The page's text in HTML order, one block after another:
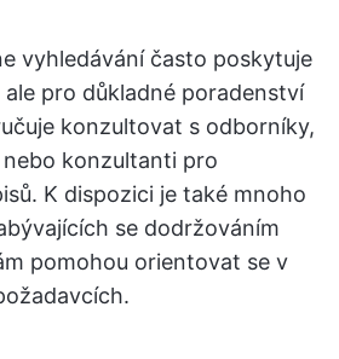
vyhledávání často poskytuje
pro důkladné poradenství
konzultovat s odborníky,
konzultanti pro
K dispozici je také mnoho
se dodržováním
pomohou orientovat se v